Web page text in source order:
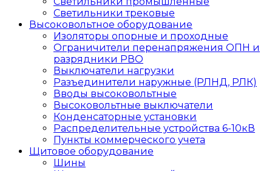
Светильники трековые
Высоковольтное оборудование
Изоляторы опорные и проходные
Ограничители перенапряжения ОПН и
разрядники РВО
Выключатели нагрузки
Разъединители наружные (РЛНД, РЛК)
Вводы высоковольтные
Высоковольтные выключатели
Конденсаторные установки
Распределительные устройства 6-10кВ
Пункты коммерческого учета
Щитовое оборудование
Шины